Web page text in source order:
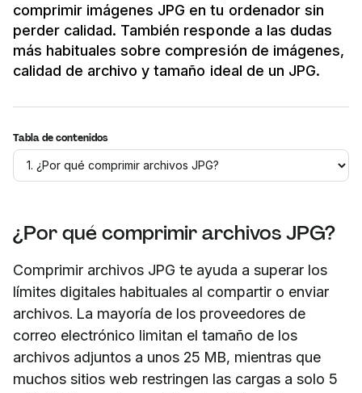
comprimir imágenes JPG en tu ordenador sin
perder calidad. También responde a las dudas
más habituales sobre compresión de imágenes,
calidad de archivo y tamaño ideal de un JPG.
Tabla de contenidos
¿Por qué comprimir archivos JPG?
Comprimir archivos JPG te ayuda a superar los
límites digitales habituales al compartir o enviar
archivos. La mayoría de los proveedores de
correo electrónico limitan el tamaño de los
archivos adjuntos a unos 25 MB, mientras que
muchos sitios web restringen las cargas a solo 5